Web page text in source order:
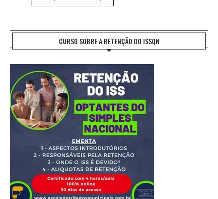
CURSO SOBRE A RETENÇÃO DO ISSQN